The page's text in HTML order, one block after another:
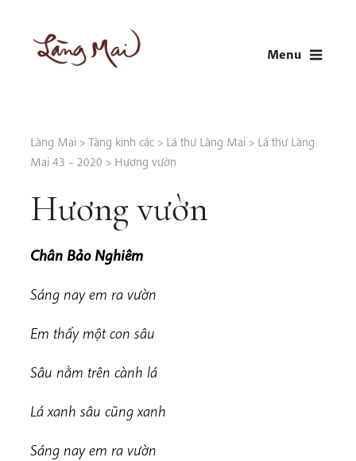
content
Menu
Làng Mai > Tàng kinh các > Lá thư Làng Mai > Lá thư Làng
Mai 43 – 2020 > Hương vườn
Hương vườn
Chân Bảo Nghiêm
Sáng nay em ra vườn
Em thấy một con sâu
Sâu nằm trên cành lá
Lá xanh sâu cũng xanh
Sáng nay em ra vườn